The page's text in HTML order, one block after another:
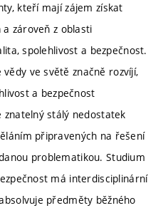
kteří mají zájem získat
zároveň z oblasti
spolehlivost a bezpečnost.
ve světě značně rozvíjí,
a bezpečnost
znatelný stálý nedostatek
připravených na řešení
problematikou. Studium
má interdisciplinární
předměty běžného